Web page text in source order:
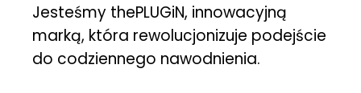
Jesteśmy thePLUGiN, innowacyjną
marką, która rewolucjonizuje podejście
do codziennego nawodnienia.